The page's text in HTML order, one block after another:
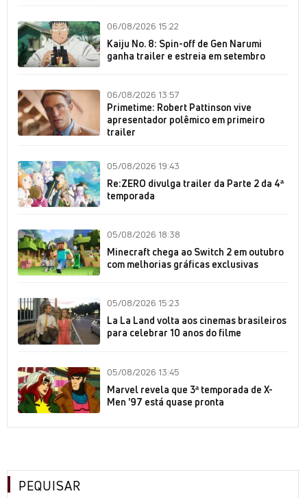
06/08/2026 15:22
Kaiju No. 8: Spin-off de Gen Narumi
ganha trailer e estreia em setembro
06/08/2026 13:57
Primetime: Robert Pattinson vive
apresentador polêmico em primeiro
trailer
05/08/2026 19:43
Re:ZERO divulga trailer da Parte 2 da 4ª
temporada
05/08/2026 18:38
Minecraft chega ao Switch 2 em outubro
com melhorias gráficas exclusivas
05/08/2026 15:23
La La Land volta aos cinemas brasileiros
para celebrar 10 anos do filme
05/08/2026 13:45
Marvel revela que 3ª temporada de X-
Men '97 está quase pronta
PEQUISAR